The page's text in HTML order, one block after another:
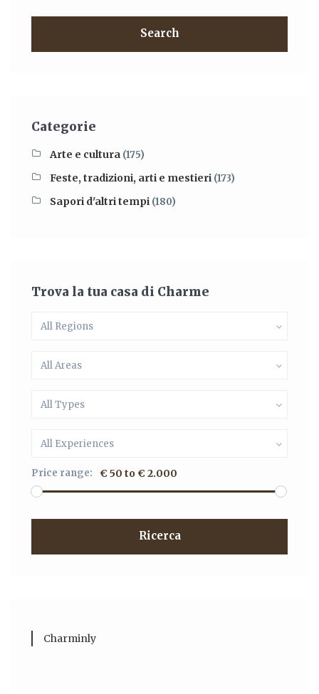
Search
Categorie
Arte e cultura (175)
Feste, tradizioni, arti e mestieri (173)
Sapori d'altri tempi (180)
Trova la tua casa di Charme
All Regions
All Areas
All Types
All Experiences
Price range: € 50 to € 2.000
Ricerca
Charminly